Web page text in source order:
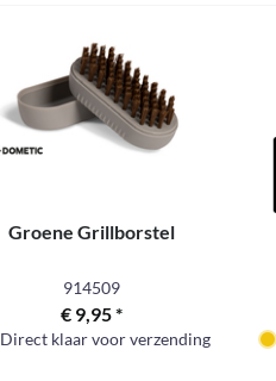
Groene Grillborstel
914509
€ 9,95 *
Direct klaar voor verzending